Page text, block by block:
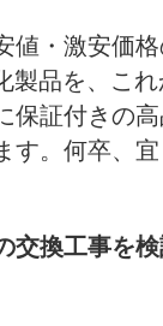
値・激安価
製品を、こ
保証付きの
す。何卒、
交換工事を